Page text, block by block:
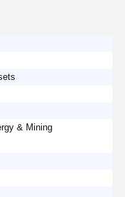
& Mining